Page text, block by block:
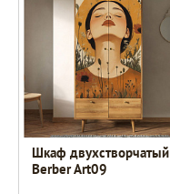
Шкаф двухстворчатый
Berber Art09